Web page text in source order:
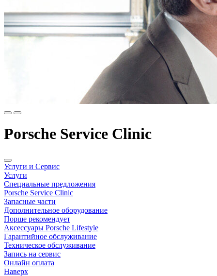
Porsche Service Clinic
Услуги и Сервис
Услуги
Специальные предложения
Porsche Service Clinic
Запасные части
Дополнительное оборудование
Порше рекомендует
Аксессуары Porsche Lifestyle
Гарантийное обслуживание
Техническое обслуживание
Запись на сервис
Онлайн оплата
Наверх